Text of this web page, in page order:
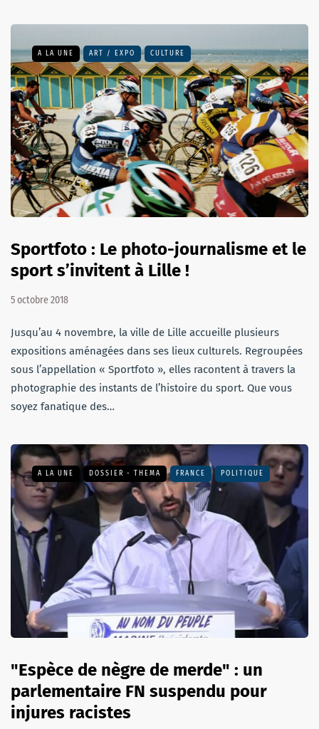
A LA UNE ART / EXPO CULTURE
Sportfoto : Le photo-journalisme et le
sport s’invitent à Lille !
5 octobre 2018
Jusqu’au 4 novembre, la ville de Lille accueille plusieurs
expositions aménagées dans ses lieux culturels. Regroupées
sous l’appellation « Sportfoto », elles racontent à travers la
photographie des instants de l’histoire du sport. Que vous
soyez fanatique des…
A LA UNE DOSSIER - THEMA FRANCE POLITIQUE
"Espèce de nègre de merde" : un
parlementaire FN suspendu pour
injures racistes